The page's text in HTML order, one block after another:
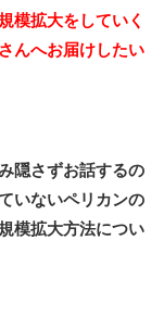
模拡大をしていく
んへお届けしたい
隠さずお話するの
いないペリカンの
模拡大方法につい